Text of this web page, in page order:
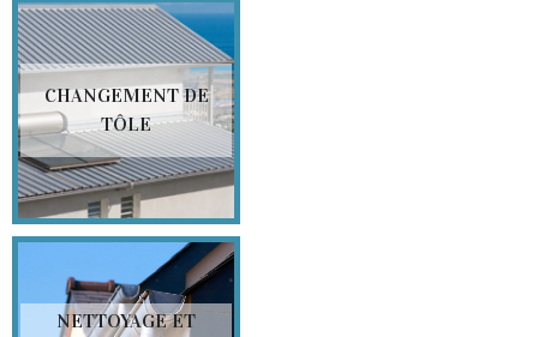
CHANGEMENT DE
TÔLE
NETTOYAGE ET